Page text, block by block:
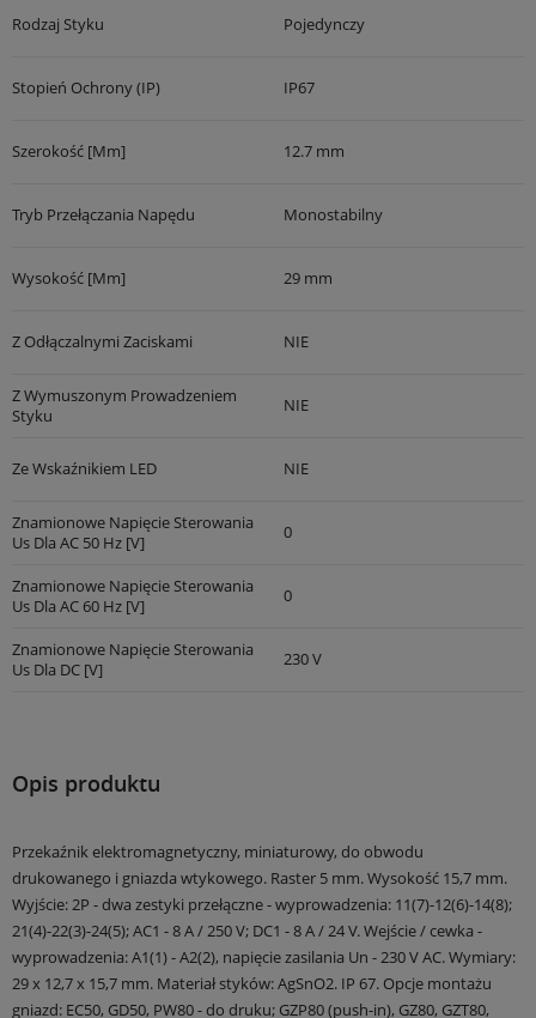
Rodzaj Styku Pojedynczy
Stopień Ochrony (IP) IP67
Szerokość [mm] 12.7 mm
Tryb Przełączania Napędu Monostabilny
Wysokość [mm] 29 mm
Z Odłączalnymi Zaciskami NIE
Z Wymuszonym Prowadzeniem
Styku
NIE
Ze Wskaźnikiem LED NIE
Znamionowe Napięcie Sterowania
Us Dla AC 50 Hz [V]
0
Znamionowe Napięcie Sterowania
Us Dla AC 60 Hz [V]
0
Znamionowe Napięcie Sterowania
Us Dla DC [V]
230 V
Opis produktu
Przekaźnik elektromagnetyczny, miniaturowy, do obwodu
drukowanego i gniazda wtykowego. Raster 5 mm. Wysokość 15,7 mm.
Wyjście: 2P - dwa zestyki przełączne - wyprowadzenia: 11(7)-12(6)-14(8);
21(4)-22(3)-24(5); AC1 - 8 A / 250 V; DC1 - 8 A / 24 V. Wejście / cewka -
wyprowadzenia: A1(1) - A2(2), napięcie zasilania Un - 230 V AC. Wymiary:
29 x 12,7 x 15,7 mm. Materiał styków: AgSnO2. IP 67. Opcje montażu
gniazd: EC50, GD50, PW80 - do druku; GZP80 (push-in), GZ80, GZT80,